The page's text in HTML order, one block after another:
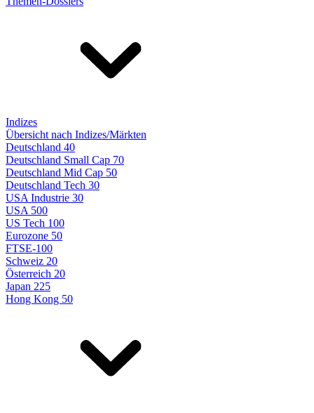
Indizes
Übersicht nach Indizes/Märkten
Deutschland 40
Deutschland Small Cap 70
Deutschland Mid Cap 50
Deutschland Tech 30
USA Industrie 30
USA 500
US Tech 100
Eurozone 50
FTSE-100
Schweiz 20
Österreich 20
Japan 225
Hong Kong 50